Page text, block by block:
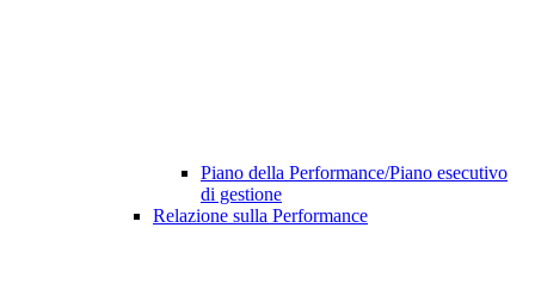
Piano della Performance/Piano esecutivo
di gestione
Relazione sulla Performance